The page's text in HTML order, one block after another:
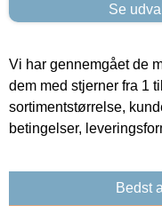
Se
Vi har gennemgået de
dem med stjerner fra 1
sortimentstørrelse,
betingelser,
Bedst